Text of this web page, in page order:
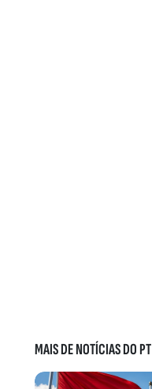
MAIS DE NOTÍCIAS DO PT